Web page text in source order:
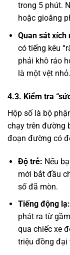
trong 5 phút.
hoặc gioăng
Quan sát xích
có tiếng kêu
phải khô ráo
là một vệt nhỏ.
4.3. Kiểm tra
Hộp số là bộ
chạy trên đường
đoạn đường có
Độ trễ: Nếu
mới bắt đầu
số đã mòn.
Tiếng động lạ:
phát ra từ
qua chiếc xe
triệu đồng đại